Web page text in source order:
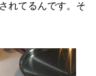
れてるんです。そ